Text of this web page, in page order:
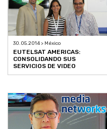
30.05.2014 > México
EUTELSAT AMERICAS:
CONSOLIDANDO SUS
SERVICIOS DE VIDEO